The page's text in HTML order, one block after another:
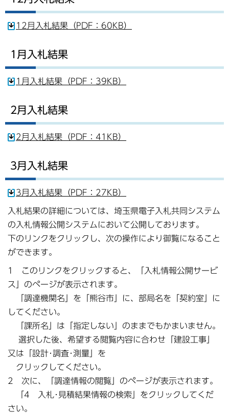
12月入札結果（PDF：60KB）
1月入札結果
1月入札結果（PDF：39KB）
2月入札結果
2月入札結果（PDF：41KB）
3月入札結果
3月入札結果（PDF：27KB）
入札結果の詳細については、埼玉県電子入札共同システム
の入札情報公開システムにおいて公開しております。
下のリンクをクリックし、次の操作により御覧になること
ができます。
1 このリンクをクリックすると、「入札情報公開サービ
ス」のページが表示されます。
「調達機関名」を「熊谷市」に、部局名を「契約室」に
してください。
「課所名」は「指定しない」のままでもかまいません。
選択した後、希望する閲覧内容に合わせ「建設工事」
又は「設計･調査･測量」を
クリックしてください。
2 次に、「調達情報の閲覧」のページが表示されます。
「4 入札･見積結果情報の検索」をクリックしてくだ
さい。